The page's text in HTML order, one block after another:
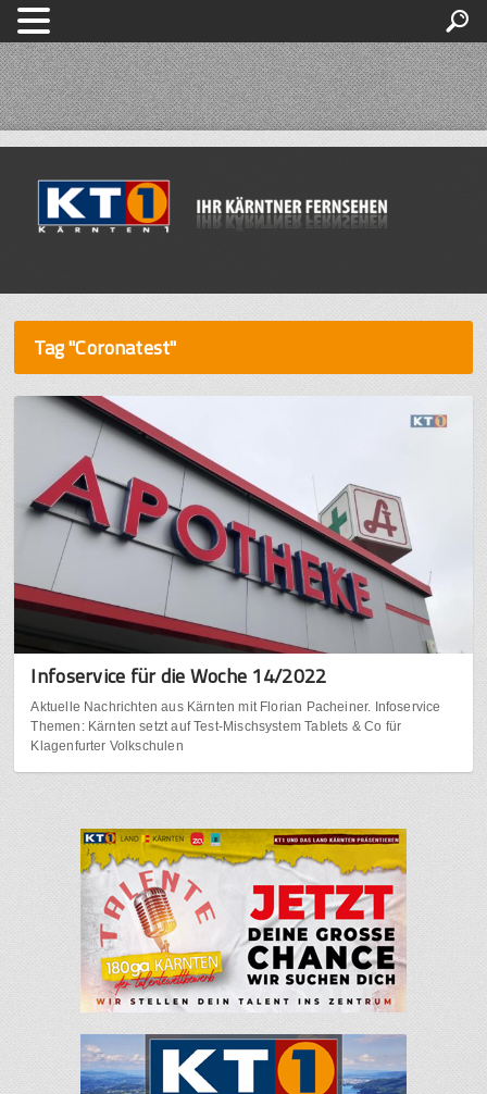
Tag "Coronatest"
Infoservice für die Woche 14/2022
Aktuelle Nachrichten aus Kärnten mit Florian Pacheiner. Infoservice
Themen: Kärnten setzt auf Test-Mischsystem Tablets & Co für
Klagenfurter Volkschulen